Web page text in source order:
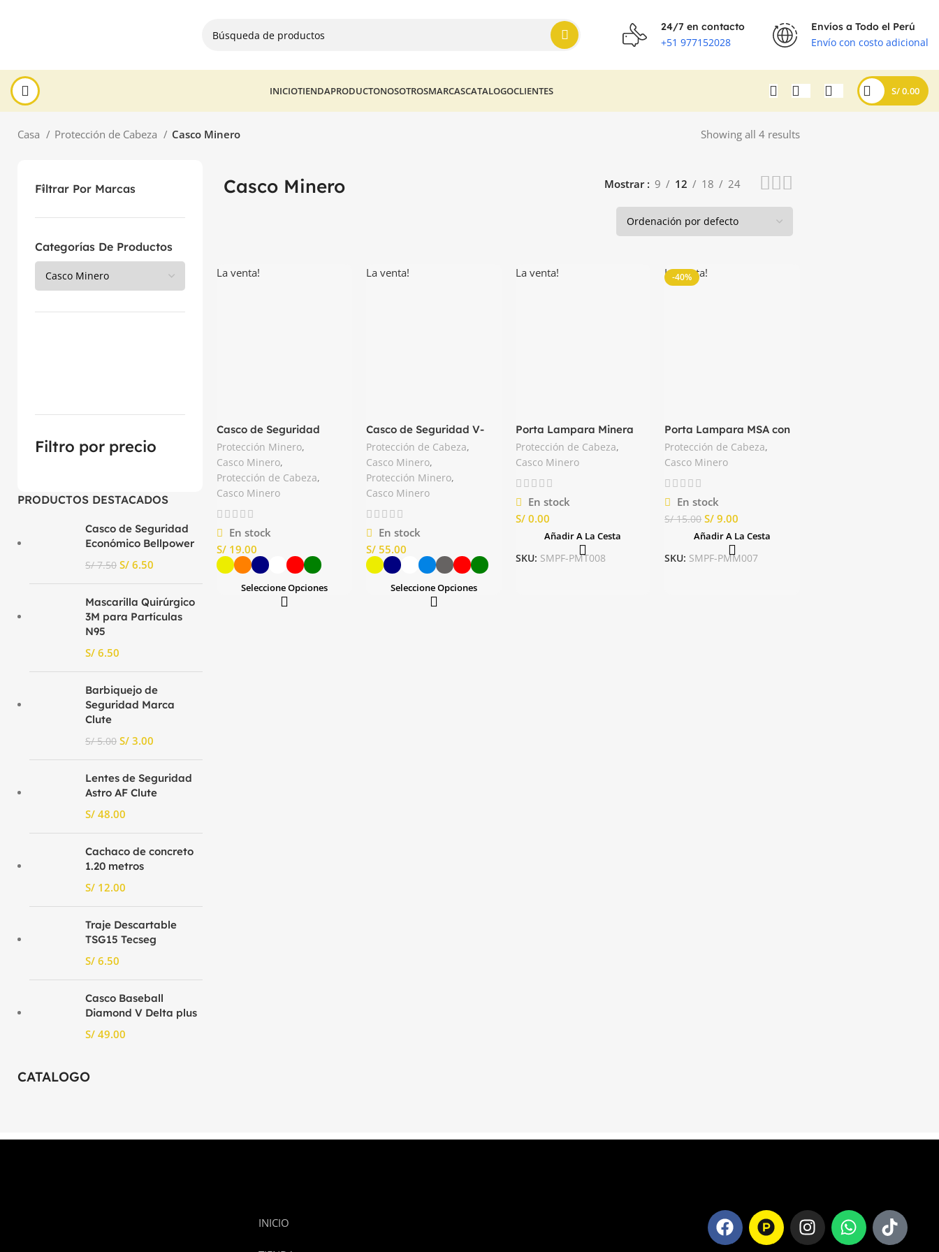
24/7 en contacto
+51 977152028
Envíos a Todo el Perú
Envío con costo adicional
INICIOTIENDAPRODUCTONOSOTROSMARCASCATALOGOCLIENTES S/0.00
Casa Protección de Cabeza Casco Minero Showing all 4 results
Filtrar Por Marcas
Categorías De Productos
Filtro por precio
PRODUCTOS DESTACADOS
Casco de Seguridad
Económico Bellpower
S/7.50 S/ 6.50
Mascarilla Quirúrgico
3M para Partículas
N95
S/
Barbiquejo de
Seguridad Marca
Clute
S/5.00 S/ 3.00
Lentes de Seguridad
Astro AF Clute
S/
Cachaco de concreto
1.20 metros
S/
Traje Descartable
TSG15 Tecseg
S/
Casco Baseball
Diamond V Delta plus
S/
CATALOGO
Casco Minero Mostrar 9 12 18 24
La venta!
Casco de Seguridad
Minero Tridente
Protección Minero,
Casco Minero,
Protección de Cabeza,
Casco Minero
En stock
S/
Seleccione Opciones
La venta!
Casco de Seguridad V-
GARD Minero MSA
Protección de Cabeza,
Casco Minero,
Protección Minero,
Casco Minero
En stock
S/
Seleccione Opciones
La venta!
Porta Lampara Minera
Tridente
Protección de Cabeza,
Casco Minero
En stock
S/
Añadir A La Cesta
SKU: SMPF-PMT008
-40%
La venta!
Porta Lampara MSA con
Tornillo
Protección de Cabeza,
Casco Minero
En stock
S/15.00 S/ 9.00
Añadir A La Cesta
SKU: SMPF-PMM007
INICIO